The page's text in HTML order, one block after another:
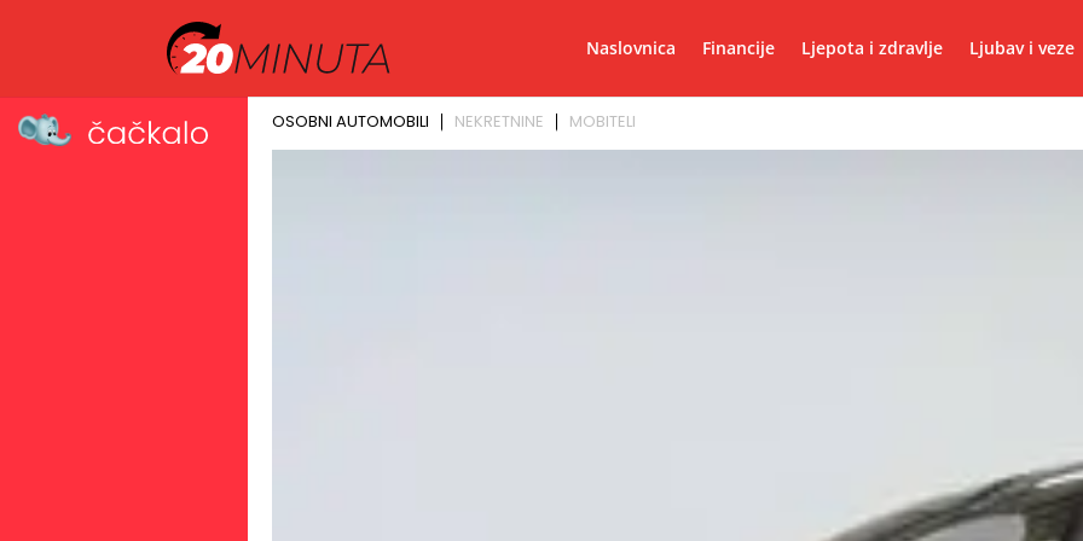
Naslovnica Financije Ljepota i zdravlje Ljubav i veze